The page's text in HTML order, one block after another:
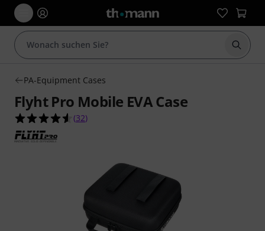
Suche
PA-Equipment Cases
Flyht Pro Mobile EVA Case
4.6 von 5 Sternen aus 32 Kundenbewertungen
(32)